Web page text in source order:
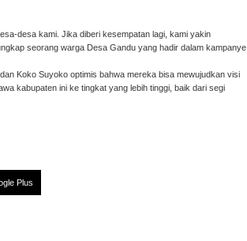
desa kami. Jika diberi kesempatan lagi, kami yakin
seorang warga Desa Gandu yang hadir dalam kampanye.
Koko Suyoko optimis bahwa mereka bisa mewujudkan visi
kabupaten ini ke tingkat yang lebih tinggi, baik dari segi
Plus